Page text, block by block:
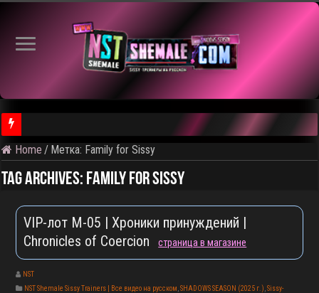
Home / Метка: Family for Sissy
Tag Archives: Family for Sissy
VIP-лот M-05 | Хроники принуждений |
Chronicles of Coercionстраница в магазине
NST
NST Shemale Sissy Trainers | Все видео на русском ,SHADOWS SEASON (2025 г.) ,Sissy-